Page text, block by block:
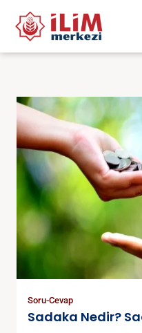
Soru-Cevap
Sadaka Nedir?